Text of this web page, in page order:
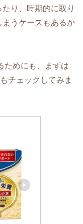
り、時期的に取り
うケースもあるか
ためにも、まずは
チェックしてみま